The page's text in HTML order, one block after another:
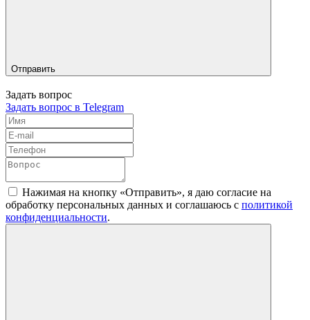
Отправить
Задать вопрос
Задать вопрос в Telegram
Нажимая на кнопку «Отправить», я даю согласие на
обработку персональных данных и соглашаюсь c политикой
конфиденциальности.